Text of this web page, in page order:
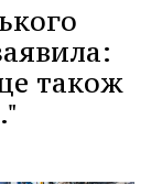
також